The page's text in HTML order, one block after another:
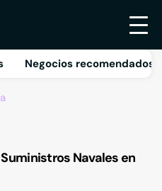
Negocios recomendados
Navales en